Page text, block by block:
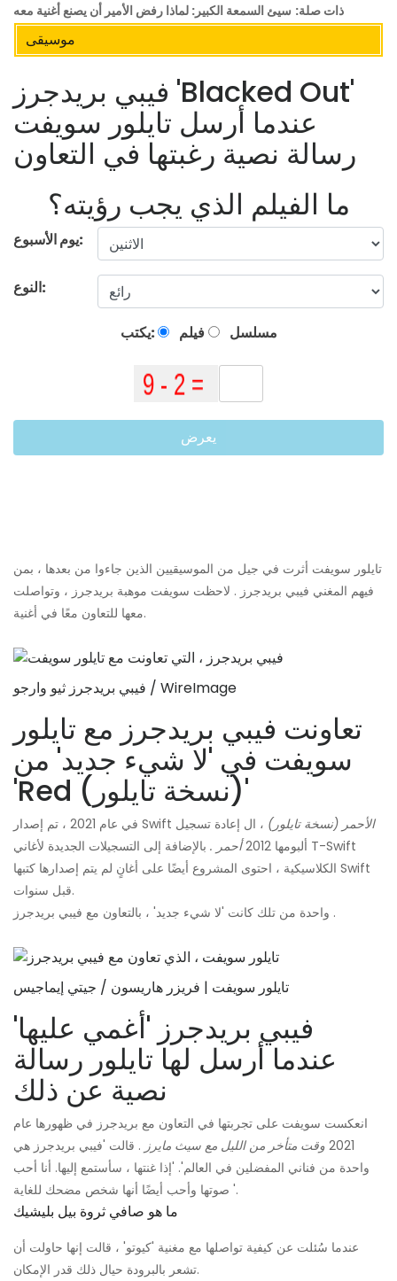
ذات صلة: سيئ السمعة الكبير: لماذا رفض الأمير أن يصنع أغنية معه
موسيقى
فيبي بريدجرز 'Blacked Out'
عندما أرسل تايلور سويفت
رسالة نصية رغبتها في التعاون
ما الفيلم الذي يجب رؤيته؟
يوم الأسبوع:
النوع:
يكتب: فيلم مسلسل
يعرض
تايلور سويفت أثرت في جيل من الموسيقيين الذين جاءوا من بعدها ، بمن
فيهم المغني فيبي بريدجرز . لاحظت سويفت موهبة بريدجرز ، وتواصلت
معها للتعاون معًا في أغنية.
فيبي بريدجرز ثيو وارجو / WireImage
تعاونت فيبي بريدجرز مع تايلور
سويفت في 'لا شيء جديد' من
'Red (نسخة تايلور)'
في عام 2021 ، تم إصدار Swift الأحمر (نسخة تايلور) ، ال إعادة تسجيل
ألبومها 2012
أحمر . بالإضافة إلى التسجيلات الجديدة لأغاني T-Swift
الكلاسيكية ، احتوى المشروع أيضًا على أغانٍ لم يتم إصدارها كتبها Swift
قبل سنوات.
واحدة من تلك كانت 'لا شيء جديد' ، بالتعاون مع فيبي بريدجرز .
تايلور سويفت | فريزر هاريسون / جيتي إيماجيس
فيبي بريدجرز 'أغمي عليها'
عندما أرسل لها تايلور رسالة
نصية عن ذلك
انعكست سويفت على تجربتها في التعاون مع بريدجرز في ظهورها عام
2021 وقت متأخر من الليل مع سيث مايرز . قالت 'فيبي بريدجرز هي
واحدة من فناني المفضلين في العالم'. 'إذا غنتها ، سأستمع إليها. أنا أحب
صوتها وأحب أيضًا أنها شخص مضحك للغاية '.
ما هو صافي ثروة بيل بليشيك
عندما سُئلت عن كيفية تواصلها مع مغنية 'كيوتو' ، قالت إنها حاولت أن
تشعر بالبرودة حيال ذلك قدر الإمكان.